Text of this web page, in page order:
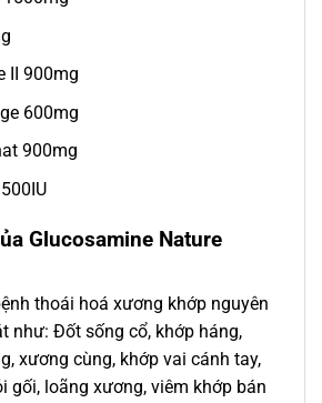
II 900mg
600mg
900mg
Glucosamine Nature
thoái hoá xương khớp nguyên
như: Đốt sống cổ, khớp háng,
xương cùng, khớp vai cánh tay,
gối, loãng xương, viêm khớp bán